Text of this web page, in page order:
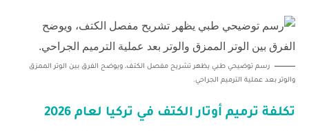
رسم توضيحي طبي يظهر تشريح مفصل الكتف، ويوضح الفرق بين الوتر الممزق
والوتر بعد عملية الترميم الجراحي.
تكلفة ترميم أوتار الكتف في تركيا لعام 2026